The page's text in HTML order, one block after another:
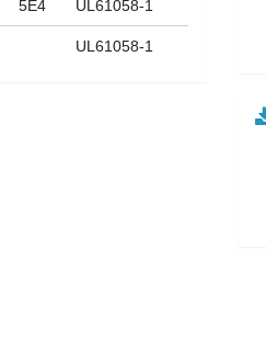
5E4 UL61058-1
UL61058-1